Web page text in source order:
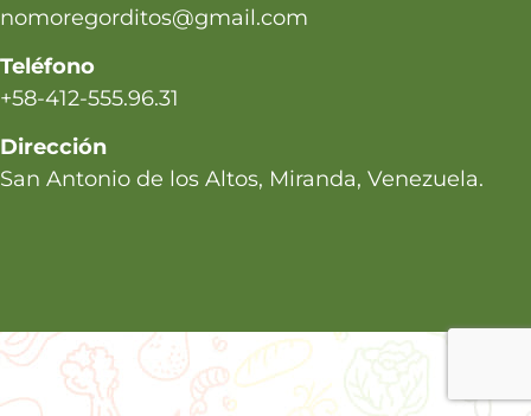
nomoregorditos@gmail.com
Teléfono
+58-412-555.96.31
Dirección
San Antonio de los Altos, Miranda, Venezuela.